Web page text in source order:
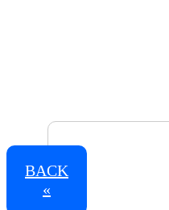
BACK
«